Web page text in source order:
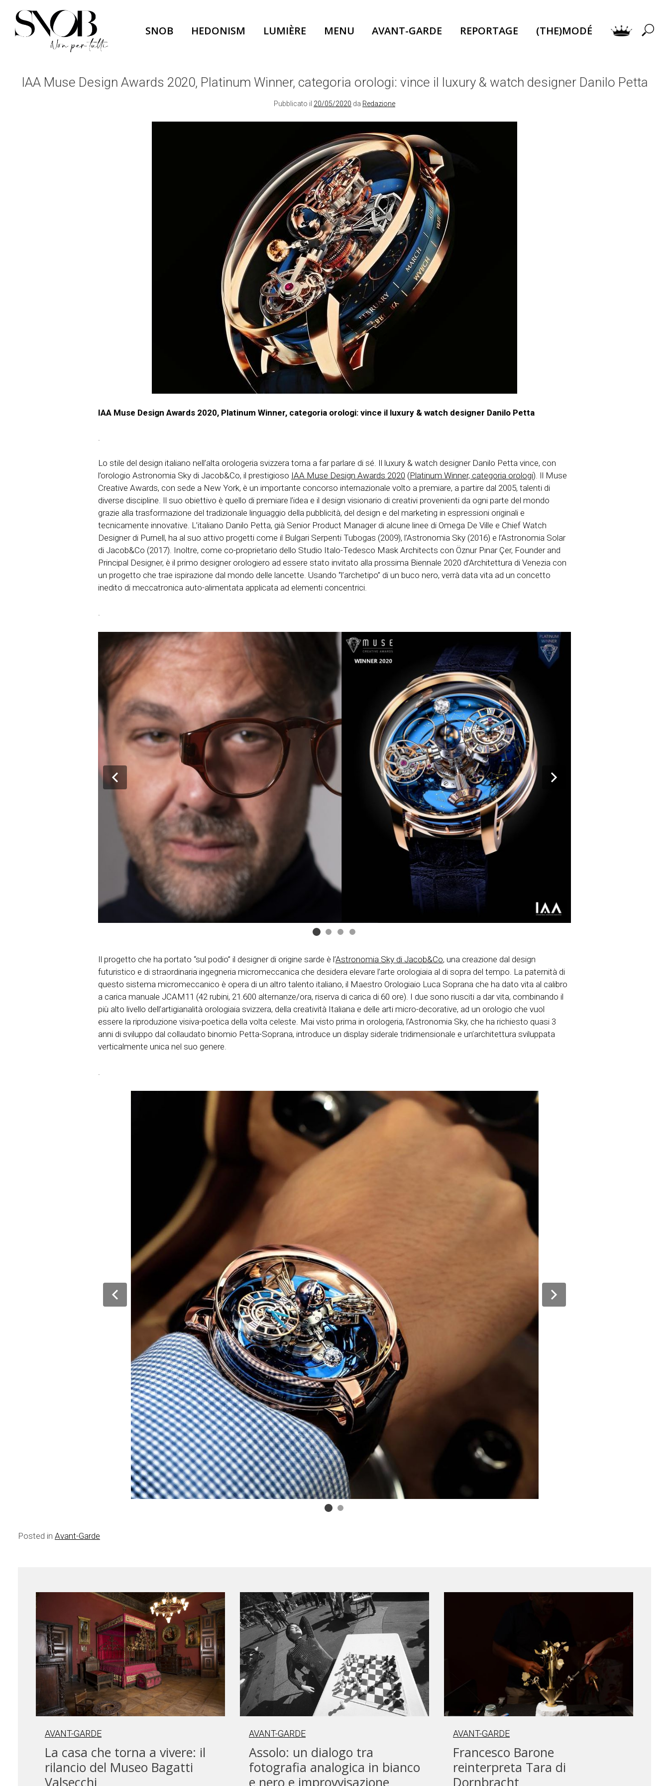
content
SNOB HEDONISM LUMIÈRE MENU AVANT-GARDE REPORTAGE (THE)MODÉ
IAA Muse Design Awards 2020, Platinum Winner, categoria orologi: vince il luxury & watch designer Danilo Petta
Pubblicato il 20/05/2020 da Redazione
IAA Muse Design Awards 2020, Platinum Winner, categoria orologi: vince il luxury & watch designer Danilo Petta
.
Lo stile del design italiano nell’alta orologeria svizzera torna a far parlare di sé. Il luxury & watch designer Danilo Petta vince, con
l’orologio Astronomia Sky di Jacob&Co, il prestigioso IAA Muse Design Awards 2020 (Platinum Winner, categoria orologi). Il Muse
Creative Awards, con sede a New York, è un importante concorso internazionale volto a premiare, a partire dal 2005, talenti di
diverse discipline. Il suo obiettivo è quello di premiare l’idea e il design visionario di creativi provenienti da ogni parte del mondo
grazie alla trasformazione del tradizionale linguaggio della pubblicità, del design e del marketing in espressioni originali e
tecnicamente innovative. L’italiano Danilo Petta, già Senior Product Manager di alcune linee di Omega De Ville e Chief Watch
Designer di Purnell, ha al suo attivo progetti come il Bulgari Serpenti Tubogas (2009), l’Astronomia Sky (2016) e l’Astronomia Solar
di Jacob&Co (2017). Inoltre, come co-proprietario dello Studio Italo-Tedesco Mask Architects con Öznur Pınar Çer, Founder and
Principal Designer, è il primo designer orologiero ad essere stato invitato alla prossima Biennale 2020 d’Architettura di Venezia con
un progetto che trae ispirazione dal mondo delle lancette. Usando ‘’l’archetipo’’ di un buco nero, verrà data vita ad un concetto
inedito di meccatronica auto-alimentata applicata ad elementi concentrici.
.
Il progetto che ha portato “sul podio” il designer di origine sarde è l’Astronomia Sky di Jacob&Co, una creazione dal design
futuristico e di straordinaria ingegneria micromeccanica che desidera elevare l’arte orologiaia al di sopra del tempo. La paternità di
questo sistema micromeccanico è opera di un altro talento italiano, il Maestro Orologiaio Luca Soprana che ha dato vita al calibro
a carica manuale JCAM11 (42 rubini, 21.600 alternanze/ora, riserva di carica di 60 ore). I due sono riusciti a dar vita, combinando il
più alto livello dell’artigianalità orologiaia svizzera, della creatività Italiana e delle arti micro-decorative, ad un orologio che vuol
essere la riproduzione visiva-poetica della volta celeste. Mai visto prima in orologeria, l’Astronomia Sky, che ha richiesto quasi 3
anni di sviluppo dal collaudato binomio Petta-Soprana, introduce un display siderale tridimensionale e un’architettura sviluppata
verticalmente unica nel suo genere.
Posted in Avant-Garde
AVANT-GARDE
La casa che torna a vivere: il
rilancio del Museo Bagatti
Valsecchi
AVANT-GARDE
Assolo: un dialogo tra
fotografia analogica in bianco
e nero e improvvisazione
AVANT-GARDE
Francesco Barone
reinterpreta Tara di
Dornbracht